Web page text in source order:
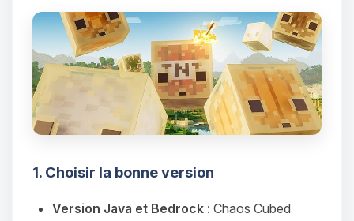
1. Choisir la bonne version
Version Java et Bedrock : Chaos Cubed